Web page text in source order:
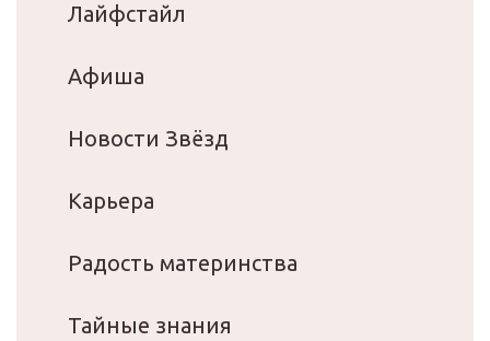
Лайфстайл
Афиша
Новости Звёзд
Карьера
Радость материнства
Тайные знания